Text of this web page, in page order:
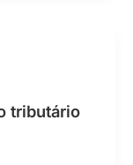
tributário